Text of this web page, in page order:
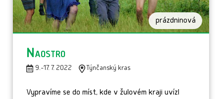
prázdninová
Naostro
9.-17. 7. 2022 Týnčanský kras
Vypravíme se do míst, kde v žulovém kraji uvízl